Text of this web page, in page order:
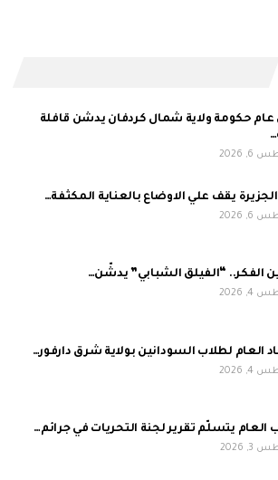
عام حكومة ولاية شمال كردفان يدشن قافلة
2026
الجزيرة يقف علي الاوضاع بالعناية المكثفة…
2026
الفكر.. “الفيلق الشبابي” يدشّن…
2026
العام لطلاب السودانين بولاية شرق دارفور…
2026
العام يتسلّم تقرير لجنة التحريات في جرائم…
2026